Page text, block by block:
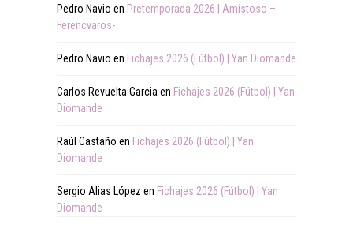
Pedro Navio en Pretemporada 2026 | Amistoso –
Ferencvaros-
Pedro Navio en Fichajes 2026 (Fútbol) | Yan Diomande
Carlos Revuelta Garcia en Fichajes 2026 (Fútbol) | Yan
Diomande
Raúl Castaño en Fichajes 2026 (Fútbol) | Yan
Diomande
Sergio Alias López en Fichajes 2026 (Fútbol) | Yan
Diomande